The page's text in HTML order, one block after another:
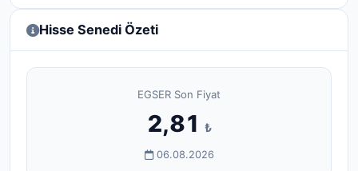
Hisse Senedi Özeti
EGSER Son Fiyat
2,81 ₺
06.08.2026